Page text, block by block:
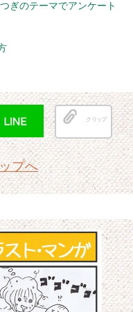
ぎのテーマでアンケート
クリップ
プへ